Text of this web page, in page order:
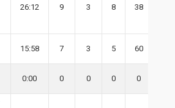
26:12 9 3 8 38
15:58 7 3 5 60
0:00 0 0 0 0